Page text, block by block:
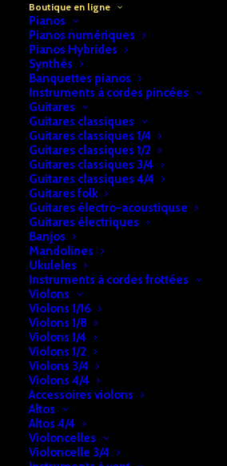
Boutique en ligne
Pianos
Pianos numériques
Pianos Hybrides
Synthés
Banquettes pianos
Instruments à cordes pincées
Guitares
Guitares classiques
Guitares classiques 1/4
Guitares classiques 1/2
Guitares classiques 3/4
Guitares classiques 4/4
Guitares folk
Guitares électro-acoustiquse
Guitares électriques
Banjos
Mandolines
Ukuleles
Instruments à cordes frottées
Violons
Violons 1/16
Violons 1/8
Violons 1/4
Violons 1/2
Violons 3/4
Violons 4/4
Accessoires violons
Altos
Altos 4/4
Violoncelles
Violoncelle 3/4
Bongo Natural
€109,00
€ 179,00
Djembé Bois
€69,00